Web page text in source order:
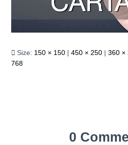
Size: 150 × 150 | 450 × 250 | 360 ×
768
0